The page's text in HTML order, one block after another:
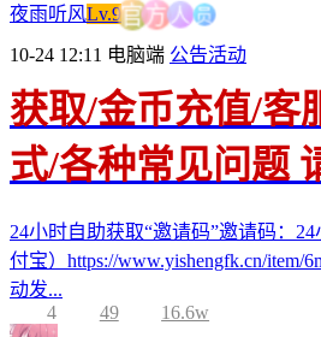
夜雨听风Lv.9官 方人员
10-24 12:11 电脑端 公告活动
获取/金币充值/客
式/各种常见问题
24小时自助获取“邀请码”邀请码：
付宝）https://www.yishengfk.cn/item/
动发...
4
49 16.6w